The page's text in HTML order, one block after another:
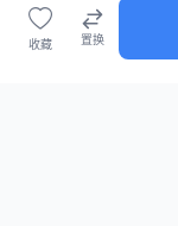
收藏 置换